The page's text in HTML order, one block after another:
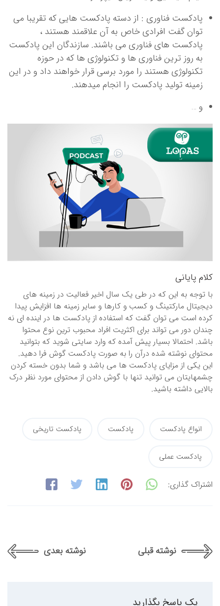
پادکست فناوری : از دسته پادکست هایی که تقریبا می
توان گفت افرادی خاص به آن علاقمند هستند ،
پادکست های فناوری می باشند. سازندگان این پادکست
به روز ترین فناوری ها و تکنولوژی ها که در حوزه
تکنولوژی هستند را مورد برسی قرار خواهند داد و در این
زمینه تولید پادکست را انجام میدهند.
و …
کلام پایانی
با توجه به این که در طی یک سال اخیر فعالیت در زمینه های
دیجیتال مارکتینگ و کسب و کارها و سایر زمینه ها افزایش پیدا
کرده است می توان گفت که استفاده از پادکست ها در اینده ای نه
چندان دور می تواند برای اکثریت افراد محبوب ترین نوع محتوا
باشد. احتمالا بسیار پیش آمده که وارد سایتی شوید که بتوانید
محتوای نوشته شده درآن را به صورت پادکست گوش فرا دهید.
این یکی از مزایای پادکست ها می باشد و شما بدون خسته کردن
چشمهایتان می توانید تنها با گوش دادن از محتوای مورد نظر درک
بالایی داشته باشید.
انواع پادکست پادکست پادکست تاریخی
پادکست عملی
اشتراک گذاری:
نوشته قبلی نوشته بعدی
یک پاسخ بگذارید